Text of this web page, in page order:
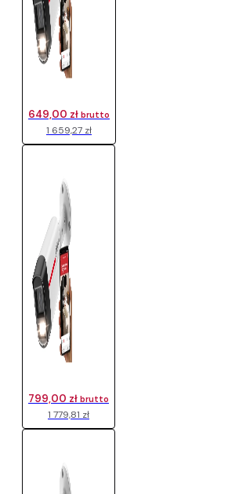
1 659,27 zł
649,00 zł brutto
1 779,81 zł
799,00 zł brutto